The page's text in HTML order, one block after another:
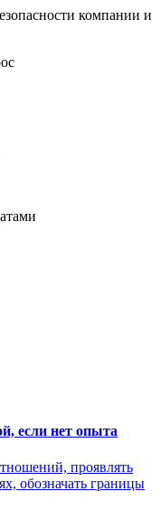
компании и
если нет опыта
проявлять
обозначать границы